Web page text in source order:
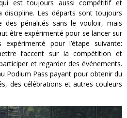
est toujours aussi compétitif et
Les départs sont toujours
des pénalités sans le vouloir, mais
être expérimenté pour se lancer sur
pour l’étape suivante:
l’accent sur la compétition et
et regarder des événements.
Podium Pass payant pour obtenir du
des célébrations et autres couleurs